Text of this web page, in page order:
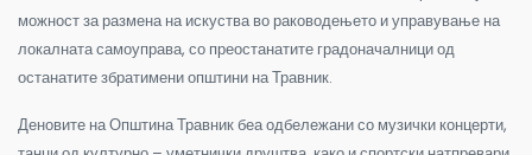
можност за размена на искуства во раководењето и управување на
локалната самоуправа, со преостанатите градоначалници од
останатите збратимени општини на Травник.
Деновите на Општина Травник беа одбележани со музички концерти,